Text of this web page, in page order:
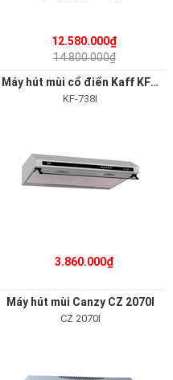
12.580.000₫
14.800.000₫
Máy hút mùi cổ điển Kaff KF-738I
KF-738I
3.860.000₫
Máy hút mùi Canzy CZ 2070I
CZ 2070I